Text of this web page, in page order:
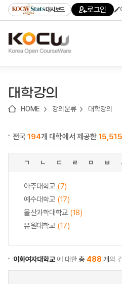
기
기
기
content)
가
대시보드 로그인
대학강의
HOME 강의분류 대학강의
전국194개 대학에서 제공한 15,515
ㄱ ㄴ ㄷ ㄹ ㅁ ㅂ
아주대학교 (7)
예수대학교 (17)
울산과학대학교 (18)
유원대학교 (17)
이화여자대학교에 대한총 488 개의